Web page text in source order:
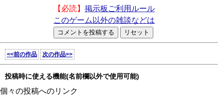
【必読】 掲示板ご利用ルール
このゲーム以外の雑談などは
<<前の作品 次の作品>>
投稿時に使える機能(名前欄以外で使用可能)
個々の投稿へのリンク